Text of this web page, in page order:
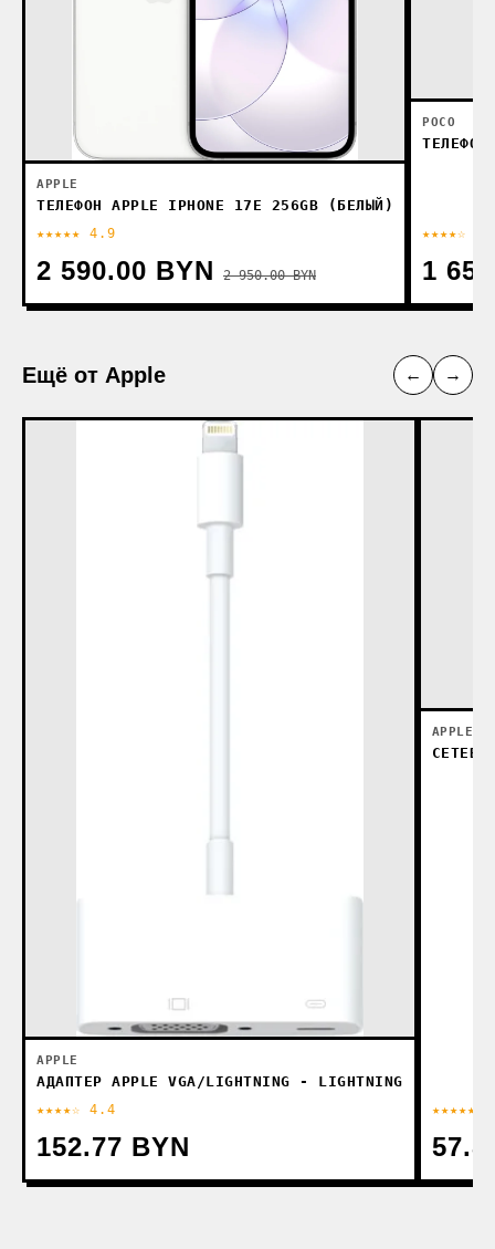
APPLE
ТЕЛЕФОН APPLE IPHONE 17E 256GB (БЕЛЫЙ)
★★★★★ 4.9
2 590.00 BYN 2 950.00 BYN
POCO
ТЕЛЕФОН
★★★★☆
1
Ещё от Apple ← →
APPLE
АДАПТЕР APPLE VGA/LIGHTNING - LIGHTNING
★★★★☆ 4.4
152.77 BYN
APPLE
★★★★★